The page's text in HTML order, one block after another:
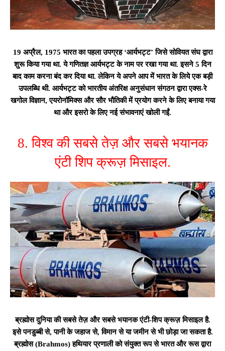
19 अप्रैल, 1975 भारत का पहला उपग्रह ‘आर्यभट्ट’ जिसे सोवियत संघ द्वारा
शुरू किया गया था. ये गणितज्ञ आर्यभट्ट के नाम पर रखा गया था. इसने 5 दिन
बाद काम करना बंद कर दिया था. लेकिन ये अपने आप में भारत के लिये एक बड़ी
उपलब्धि थी. आर्यभट्ट को भारतीय अंतरिक्ष अनुसंधान संगठन द्वारा एक्स-रे
खगोल विज्ञान, एयरोनॉमिक्स और सौर भौतिकी में प्रयोग करने के लिए बनाया गया
था और इसरो के लिए नई संभावनाएं खोली गईं.
8. विश्व की सबसे तेज़ और सबसे भयानक
एंटी शिप क्रूज़ मिसाइल.
ब्रह्मोस दुनिया की सबसे तेज़ और सबसे भयानक एंटी-शिप क्रूज़ मिसाइल है.
इसे पनडुब्बी से, पानी के जहाज से, विमान से या जमीन से भी छोड़ा जा सकता है.
ब्रह्मोस (Brahmos) हथियार प्रणाली को संयुक्त रूप से भारत और रूस द्वारा